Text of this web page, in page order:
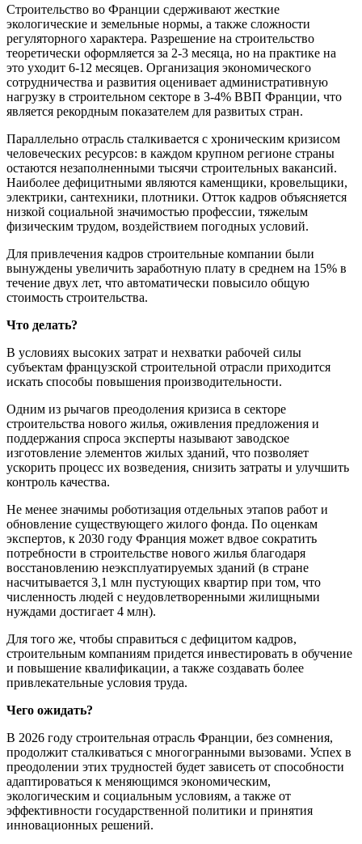
Строительство во Франции сдерживают жесткие
экологические и земельные нормы, а также сложности
регуляторного характера. Разрешение на строительство
теоретически оформляется за 2-3 месяца, но на практике на
это уходит 6-12 месяцев. Организация экономического
сотрудничества и развития оценивает административную
нагрузку в строительном секторе в 3-4% ВВП Франции, что
является рекордным показателем для развитых стран.
Параллельно отрасль сталкивается с хроническим кризисом
человеческих ресурсов: в каждом крупном регионе страны
остаются незаполненными тысячи строительных вакансий.
Наиболее дефицитными являются каменщики, кровельщики,
электрики, сантехники, плотники. Отток кадров объясняется
низкой социальной значимостью профессии, тяжелым
физическим трудом, воздействием погодных условий.
Для привлечения кадров строительные компании были
вынуждены увеличить заработную плату в среднем на 15% в
течение двух лет, что автоматически повысило общую
стоимость строительства.
Что делать?
В условиях высоких затрат и нехватки рабочей силы
субъектам французской строительной отрасли приходится
искать способы повышения производительности.
Одним из рычагов преодоления кризиса в секторе
строительства нового жилья, оживления предложения и
поддержания спроса эксперты называют заводское
изготовление элементов жилых зданий, что позволяет
ускорить процесс их возведения, снизить затраты и улучшить
контроль качества.
Не менее значимы роботизация отдельных этапов работ и
обновление существующего жилого фонда. По оценкам
экспертов, к 2030 году Франция может вдвое сократить
потребности в строительстве нового жилья благодаря
восстановлению неэксплуатируемых зданий (в стране
насчитывается 3,1 млн пустующих квартир при том, что
численность людей с неудовлетворенными жилищными
нуждами достигает 4 млн).
Для того же, чтобы справиться с дефицитом кадров,
строительным компаниям придется инвестировать в обучение
и повышение квалификации, а также создавать более
привлекательные условия труда.
Чего ожидать?
В 2026 году строительная отрасль Франции, без сомнения,
продолжит сталкиваться с многогранными вызовами. Успех в
преодолении этих трудностей будет зависеть от способности
адаптироваться к меняющимся экономическим,
экологическим и социальным условиям, а также от
эффективности государственной политики и принятия
инновационных решений.